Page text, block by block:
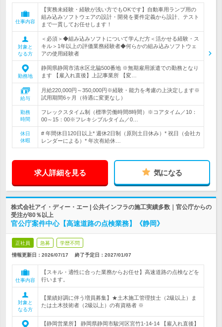
仕事内容
【実務未経験・経験が浅い方でもOKです】自動車用ランプ用の
組み込みソフトウェアの設計・開発を要件定義から設計、テスト
まで一貫してお任せします！
対象と
なる方
＜必須＞◆組み込みソフトについて学んだ方＜活かせる経験・ス
キル＞1年以上の評価業務経験者◆何らかの組み込みソフトウェ
アの使用経験者
勤務地
静岡県静岡市清水区北脇500番地 ※無期雇用派遣での勤務となり
ます 【雇入れ直後】上記事業所 【変…
給与
月給220,000円～350,000円※経験・能力を考慮の上決定します※
試用期間6ヶ月（待遇に変更なし）
勤務
時間
フレックスタイム制（標準労働時間8時間）※コアタイム／10：
00～15：00※フレキシブルタイム／0…
休日
休暇
# 年間休日120日以上* 週休2日制（原則土日休み）* 祝日（会社カ
レンダーによる）* 年次有給休…
求人詳細を見る 気になる
株式会社アイ・ディー・エー | 公共インフラの施工実績多数｜官公庁からの
受注が80％以上
官公庁案件中心【高速道路の点検業務】《静岡》
正社員 急募 学歴不問
情報更新日：2026/07/17 終了予定日： 2027/01/07
仕事内容
【スキル・適性に合った業務からお任せ】高速道路の点検などを
行います。
対象と
なる方
【業績好調に伴う増員募集】★土木施工管理技士（2級以上）ま
たは土木技術者（2級以上）の有資格者 ※
【静岡営業所】 静岡県静岡市駿河区宮竹1-14-14 【雇入れ直後】